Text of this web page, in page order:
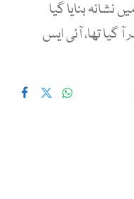
نشانہ بنایا گیا
میٹر تک اندر آ گیا تھا، آئی ایس